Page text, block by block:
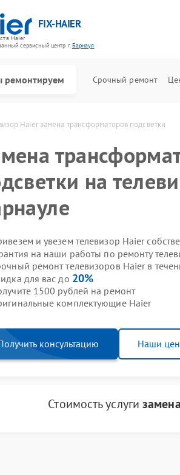
FIX-HAIER
Haier
cервисный центр г.Барнаул
ремонтируем Срочный ремонт
Haier замена трансформаторов подсветки
на
и увезем телевизор Haier
на наши работы по ремонту
ремонт телевизоров Haier в
для вас до 20%
1500 рублей на ремонт
комплектующие Haier
консультацию Наши
Стоимость услуги